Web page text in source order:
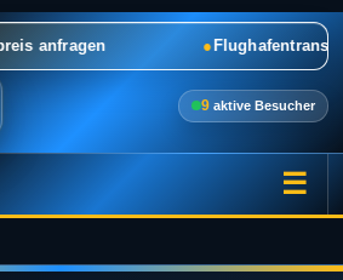
in Bad Nauheim für
9 aktive Besucher
anfragen ●
☰